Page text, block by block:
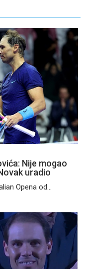
Nije mogao
uradio
Opena od...